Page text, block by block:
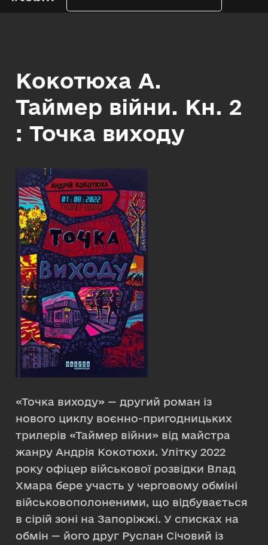
Кокотюха А.
Таймер війни. Кн. 2
: Точка виходу
«Точка виходу» — другий роман із
нового циклу воєнно-пригодницьких
трилерів «Таймер війни» від майстра
жанру Андрія Кокотюхи. Улітку 2022
року офіцер військової розвідки Влад
Хмара бере участь у черговому обміні
військовополоненими, що відбувається
в сірій зоні на Запоріжжі. У списках на
обмін — його друг Руслан Січовий із